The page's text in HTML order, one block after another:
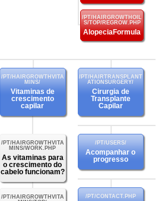
AlopeciaFormula
Vitaminas de
crescimento
capilar
As vitaminas para
o crescimento do
cabelo funcionam?
Cirurgia de
Transplante
Capilar
Acompanhar o
progresso